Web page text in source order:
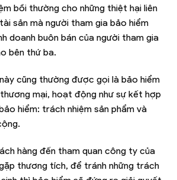
bồi thường cho những thiệt hại liên
sản mà người tham gia bảo hiểm
doanh buôn bán của người tham gia
bên thứ ba.
cũng thường được gọi là bảo hiểm
mại, hoạt động như sự kết hợp
hiểm: trách nhiệm sản phẩm và
hàng đến tham quan công ty của
thương tích, để tránh những trách